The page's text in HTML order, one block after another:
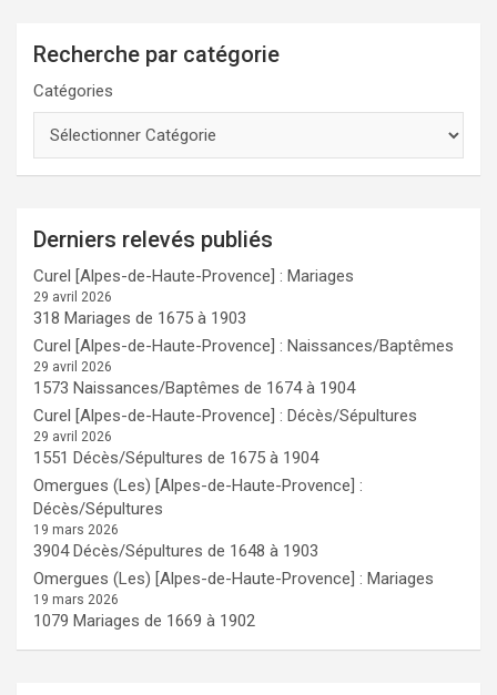
Recherche par catégorie
Catégories
Derniers relevés publiés
Curel [Alpes-de-Haute-Provence] : Mariages
29 avril 2026
318 Mariages de 1675 à 1903
Curel [Alpes-de-Haute-Provence] : Naissances/Baptêmes
29 avril 2026
1573 Naissances/Baptêmes de 1674 à 1904
Curel [Alpes-de-Haute-Provence] : Décès/Sépultures
29 avril 2026
1551 Décès/Sépultures de 1675 à 1904
Omergues (Les) [Alpes-de-Haute-Provence] :
Décès/Sépultures
19 mars 2026
3904 Décès/Sépultures de 1648 à 1903
Omergues (Les) [Alpes-de-Haute-Provence] : Mariages
19 mars 2026
1079 Mariages de 1669 à 1902